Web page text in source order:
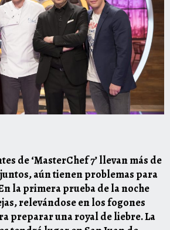
de ‘MasterChef 7’ llevan más de
aún tienen problemas para
la primera prueba de la noche
relevándose en los fogones
preparar una royal de liebre. La